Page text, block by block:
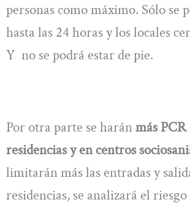
personas como máximo. Sólo se
hasta las 24 horas y los locales
Y no se podrá estar de pie.
Por otra parte se haránmás PCR
residencias y en centros
limitarán más las entradas y
residencias, se analizará el